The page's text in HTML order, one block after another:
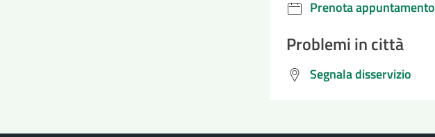
Prenota appuntamento
Problemi in città
Segnala disservizio